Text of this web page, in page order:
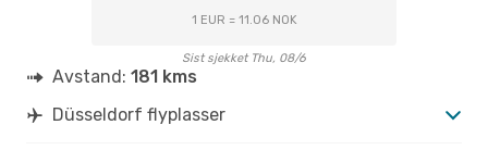
1 EUR = 11.06 NOK
Sist sjekket Thu, 08/6
Avstand: 181 kms
Düsseldorf flyplasser